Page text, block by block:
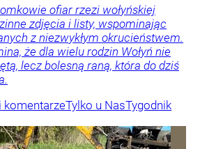
ofiar rzezi wołyńskiej
zdjęcia i listy, wspominając
z niezwykłym okrucieństwem.
że dla wielu rodzin Wołyń nie
lecz bolesną raną, która do dziś
komentarzeTylko u NasTygodnik